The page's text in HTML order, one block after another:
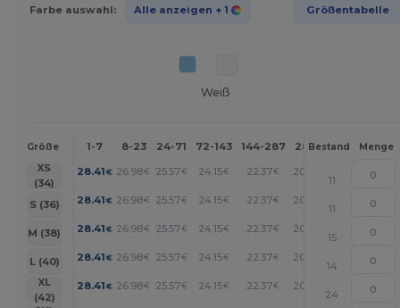
Farbe auswahl: Alle anzeigen + 1 Größentabelle
Weiß
Größe 1-7 8-23 24-71 72-143 144-287 288 + Mehr
Bestand Menge
XS
(34)
28.41€ 26.98€ 25.57€ 24.15€ 22.37€ 20.60
11
S (36)
28.41€ 26.98€ 25.57€ 24.15€ 22.37€ 20.60
11
M (38)
28.41€ 26.98€ 25.57€ 24.15€ 22.37€ 20.60
15
L (40)
28.41€ 26.98€ 25.57€ 24.15€ 22.37€ 20.60
14
XL
(42)
28.41€ 26.98€ 25.57€ 24.15€ 22.37€ 20.60
24